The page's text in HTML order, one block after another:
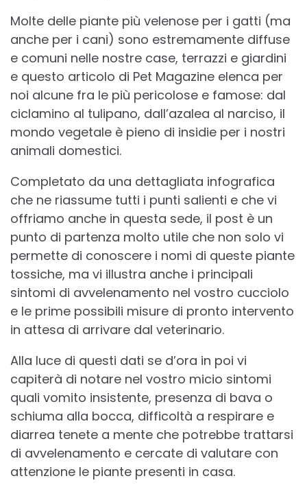
Molte delle piante più velenose per i gatti (ma
anche per i cani) sono estremamente diffuse
e comuni nelle nostre case, terrazzi e giardini
e questo articolo di Pet Magazine elenca per
noi alcune fra le più pericolose e famose: dal
ciclamino al tulipano, dall’azalea al narciso, il
mondo vegetale è pieno di insidie per i nostri
animali domestici.
Completato da una dettagliata infografica
che ne riassume tutti i punti salienti e che vi
offriamo anche in questa sede, il post è un
punto di partenza molto utile che non solo vi
permette di conoscere i nomi di queste piante
tossiche, ma vi illustra anche i principali
sintomi di avvelenamento nel vostro cucciolo
e le prime possibili misure di pronto intervento
in attesa di arrivare dal veterinario.
Alla luce di questi dati se d’ora in poi vi
capiterà di notare nel vostro micio sintomi
quali vomito insistente, presenza di bava o
schiuma alla bocca, difficoltà a respirare e
diarrea tenete a mente che potrebbe trattarsi
di avvelenamento e cercate di valutare con
attenzione le piante presenti in casa.